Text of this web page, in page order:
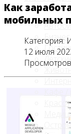
Как
мобильных
Категория:
12 июля